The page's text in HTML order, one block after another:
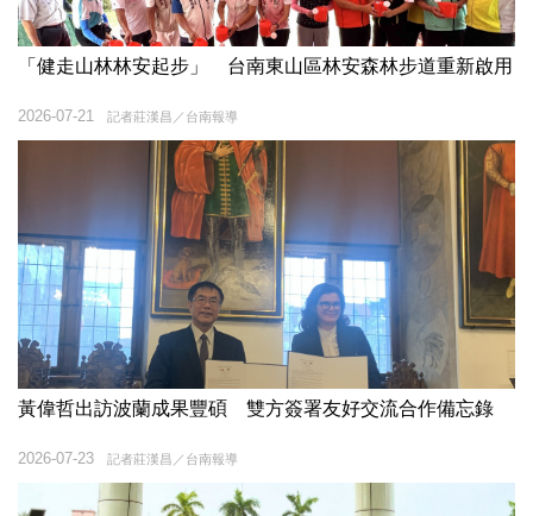
「健走山林林安起步」 台南東山區林安森林步道重新啟用
記者莊漢昌／台南報導
2026-07-21
黃偉哲出訪波蘭成果豐碩 雙方簽署友好交流合作備忘錄
記者莊漢昌／台南報導
2026-07-23